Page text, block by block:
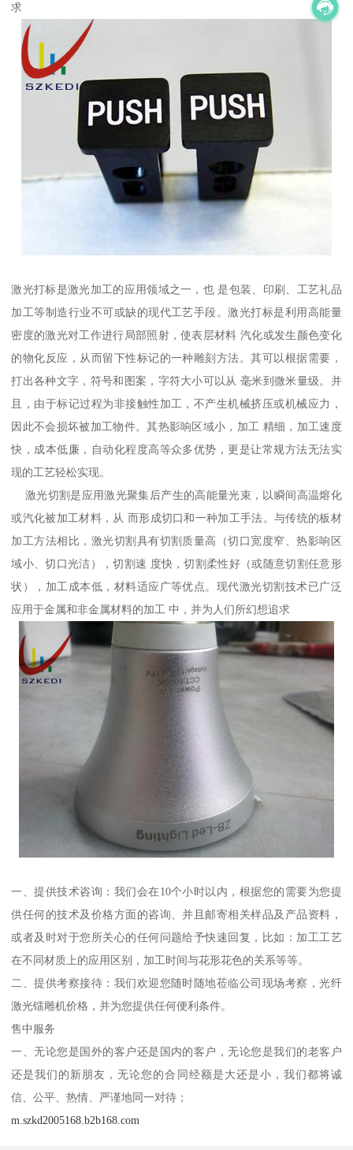
求
激光打标是激光加工的应用领域之一，也 是包装、印刷、工艺礼品
加工等制造行业不可或缺的现代工艺手段。激光打标是利用高能量
密度的激光对工作进行局部照射，使表层材料 汽化或发生颜色变化
的物化反应，从而留下性标记的一种雕刻方法。其可以根据需要，
打出各种文字，符号和图案，字符大小可以从 毫米到微米量级。并
且，由于标记过程为非接触性加工，不产生机械挤压或机械应力，
因此不会损坏被加工物件。其热影响区域小，加工 精细，加工速度
快，成本低廉，自动化程度高等众多优势，更是让常规方法无法实
现的工艺轻松实现。
激光切割是应用激光聚集后产生的高能量光束，以瞬间高温熔化
或汽化被加工材料，从 而形成切口和一种加工手法。与传统的板材
加工方法相比，激光切割具有切割质量高（切口宽度窄、热影响区
域小、切口光洁），切割速 度快，切割柔性好（或随意切割任意形
状），加工成本低，材料适应广等优点。现代激光切割技术已广泛
应用于金属和非金属材料的加工 中，并为人们所幻想追求
一、提供技术咨询：我们会在10个小时以内，根据您的需要为您提
供任何的技术及价格方面的咨询、并且邮寄相关样品及产品资料，
或者及时对于您所关心的任何问题给予快速回复，比如：加工工艺
在不同材质上的应用区别，加工时间与花形花色的关系等等。
二、提供考察接待：我们欢迎您随时随地莅临公司现场考察，光纤
激光镭雕机价格，并为您提供任何便利条件。
售中服务
一、无论您是国外的客户还是国内的客户，无论您是我们的老客户
还是我们的新朋友，无论您的合同经额是大还是小，我们都将诚
信、公平、热情、严谨地同一对待；
m.szkd2005168.b2b168.com